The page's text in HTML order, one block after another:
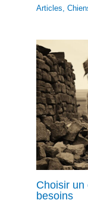
Articles,
Choisir un
besoins